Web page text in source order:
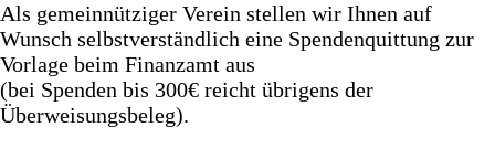
Als gemeinnütziger Verein stellen wir Ihnen auf
Wunsch selbstverständlich eine Spendenquittung zur
Vorlage beim Finanzamt aus
(bei Spenden bis 300€ reicht übrigens der
Überweisungsbeleg).